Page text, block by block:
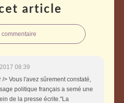
article
08:39
/> Vous l'avez sûrement constaté,
politique français a semé une
de la presse écrite."La